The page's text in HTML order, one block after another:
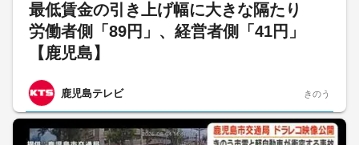
最低賃金の引き上げ幅に大きな隔たり
労働者側「89円」、経営者側「41円」
【鹿児島】
鹿児島テレビ きのう